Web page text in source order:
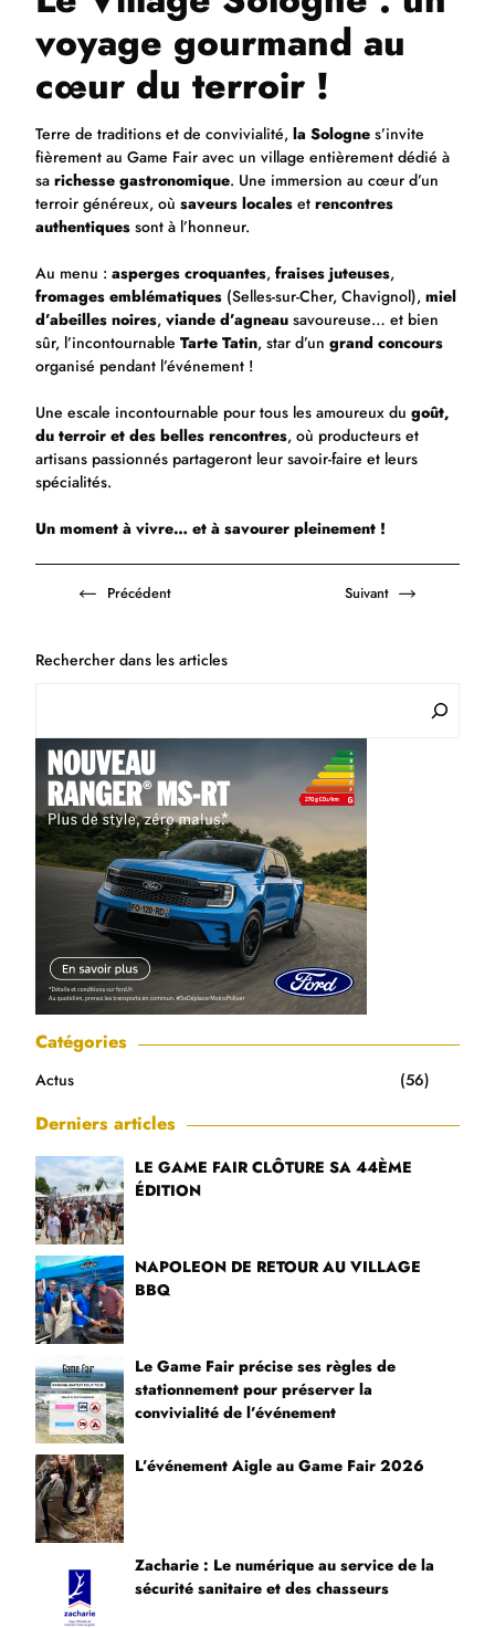
voyage gourmand au
cœur du terroir !
Terre de traditions et de convivialité, la Sologne s’invite
fièrement au Game Fair avec un village entièrement dédié à
sa richesse gastronomique. Une immersion au cœur d’un
terroir généreux, où saveurs locales et rencontres
authentiques sont à l’honneur.
Au menu : asperges croquantes, fraises juteuses,
fromages emblématiques (Selles-sur-Cher, Chavignol), miel
d’abeilles noires, viande d’agneau savoureuse… et bien
sûr, l’incontournable Tarte Tatin, star d’un grand concours
organisé pendant l’événement !
Une escale incontournable pour tous les amoureux du goût,
du terroir et des belles rencontres, où producteurs et
artisans passionnés partageront leur savoir-faire et leurs
spécialités.
Un moment à vivre… et à savourer pleinement !
Précédent Suivant
Rechercher dans les articles
Catégories
Actus (56)
Derniers articles
LE GAME FAIR CLÔTURE SA 44ÈME
ÉDITION
NAPOLEON DE RETOUR AU VILLAGE
BBQ
Le Game Fair précise ses règles de
stationnement pour préserver la
convivialité de l’événement
L’événement Aigle au Game Fair 2026
Zacharie : Le numérique au service de la
sécurité sanitaire et des chasseurs